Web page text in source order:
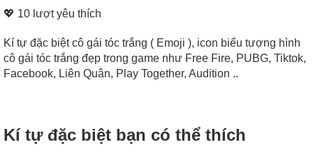
💖 10 lượt yêu thích
Kí tự đặc biệt cô gái tóc trắng ( Emoji ), icon biểu tượng hình
cô gái tóc trắng đẹp trong game như Free Fire, PUBG, Tiktok,
Facebook, Liên Quân, Play Together, Audition ..
Kí tự đặc biệt bạn có thể thích